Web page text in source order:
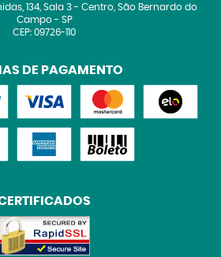
134, Sala 3- Centro, São Bernardo do
Campo- SP
CEP: 09726-110
DE PAGAMENTO